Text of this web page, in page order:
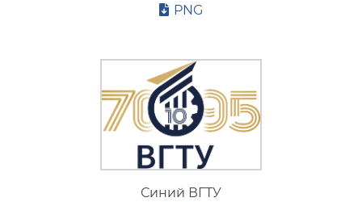
PNG
Синий ВГТУ